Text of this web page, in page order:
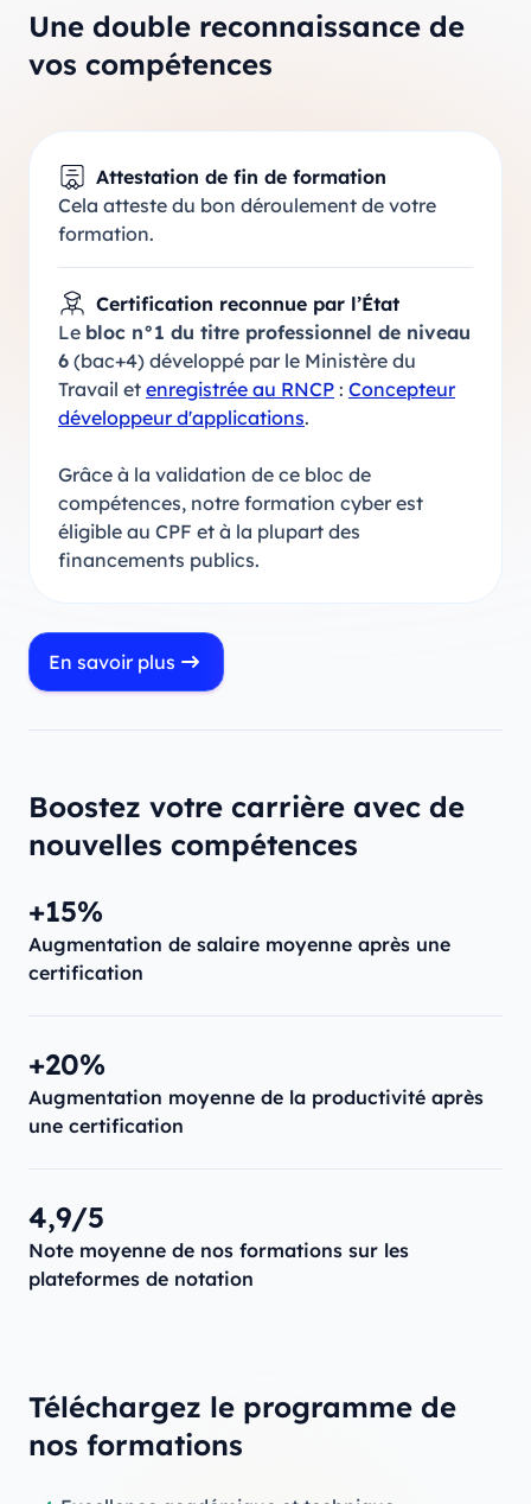
Une double reconnaissance de
vos compétences
Attestation de fin de formation
Cela atteste du bon déroulement de votre
formation.
Certification reconnue par l’État
Le bloc n°1 du titre professionnel de niveau
6 (bac+4) développé par le Ministère du
Travail et enregistrée au RNCP : Concepteur
développeur d'applications.
Grâce à la validation de ce bloc de
compétences, notre formation cyber est
éligible au CPF et à la plupart des
financements publics.
En savoir plus
Boostez votre carrière avec de
nouvelles compétences
+15%
Augmentation de salaire moyenne après une
certification
+20%
Augmentation moyenne de la productivité après
une certification
4,9/5
Note moyenne de nos formations sur les
plateformes de notation
Téléchargez le programme de
nos formations